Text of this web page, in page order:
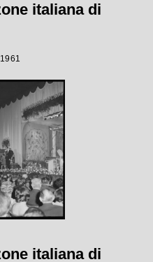
italiana di
italiana di